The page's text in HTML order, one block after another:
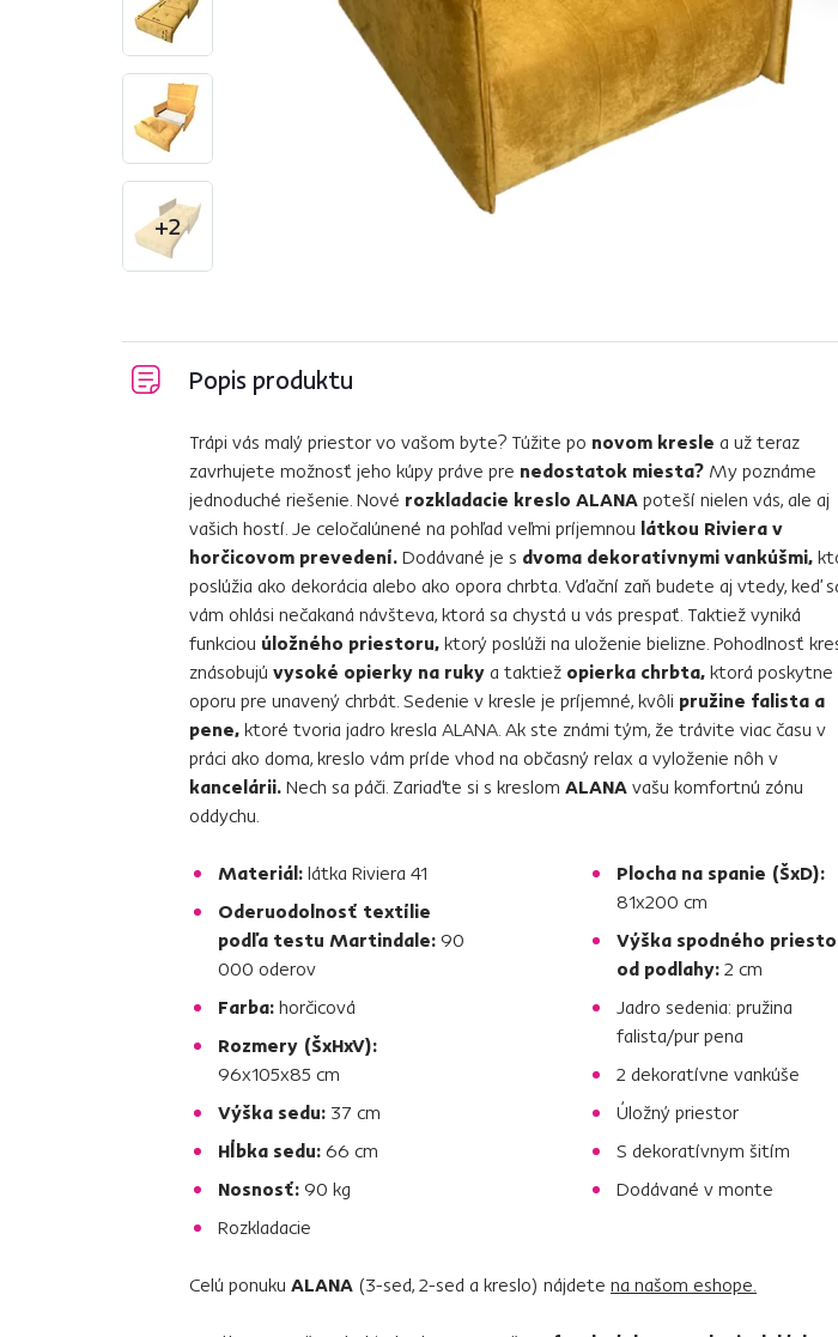
+2
Popis produktu
Trápi vás malý priestor vo vašom byte? Túžite po novom kresle a už teraz
zavrhujete možnosť jeho kúpy práve pre nedostatok miesta? My poznáme
jednoduché riešenie. Nové rozkladacie kreslo ALANA poteší nielen vás, ale aj
vašich hostí. Je celočalúnené na pohľad veľmi príjemnou látkou Riviera v
horčicovom prevedení. Dodávané je s dvoma dekoratívnymi vankúšmi,
poslúžia ako dekorácia alebo ako opora chrbta. Vďační zaň budete aj vtedy, keď
vám ohlási nečakaná návšteva, ktorá sa chystá u vás prespať. Taktiež vyniká
funkciou úložného priestoru, ktorý poslúži na uloženie bielizne. Pohodlnosť
znásobujú vysoké opierky na ruky a taktiež opierka chrbta, ktorá poskytne
oporu pre unavený chrbát. Sedenie v kresle je príjemné, kvôli pružine falista a
pene, ktoré tvoria jadro kresla ALANA. Ak ste známi tým, že trávite viac času v
práci ako doma, kreslo vám príde vhod na občasný relax a vyloženie nôh v
kancelárii. Nech sa páči. Zariaďte si s kreslom ALANA vašu komfortnú zónu
oddychu.
Materiál: látka Riviera 41
Oderuodolnosť textílie
podľa testu Martindale: 90
000 oderov
Farba: horčicová
Rozmery (ŠxHxV):
96x105x85 cm
Výška sedu: 37 cm
Hĺbka sedu: 66 cm
Nosnosť: 90 kg
Rozkladacie
Plocha na spanie (ŠxD):
81x200 cm
Výška spodného
od podlahy: 2 cm
Jadro sedenia: pružina
falista/pur pena
2 dekoratívne vankúše
Úložný priestor
S dekoratívnym šitím
Dodávané v monte
Celú ponuku ALANA (3-sed, 2-sed a kreslo) nájdete na našom eshope.